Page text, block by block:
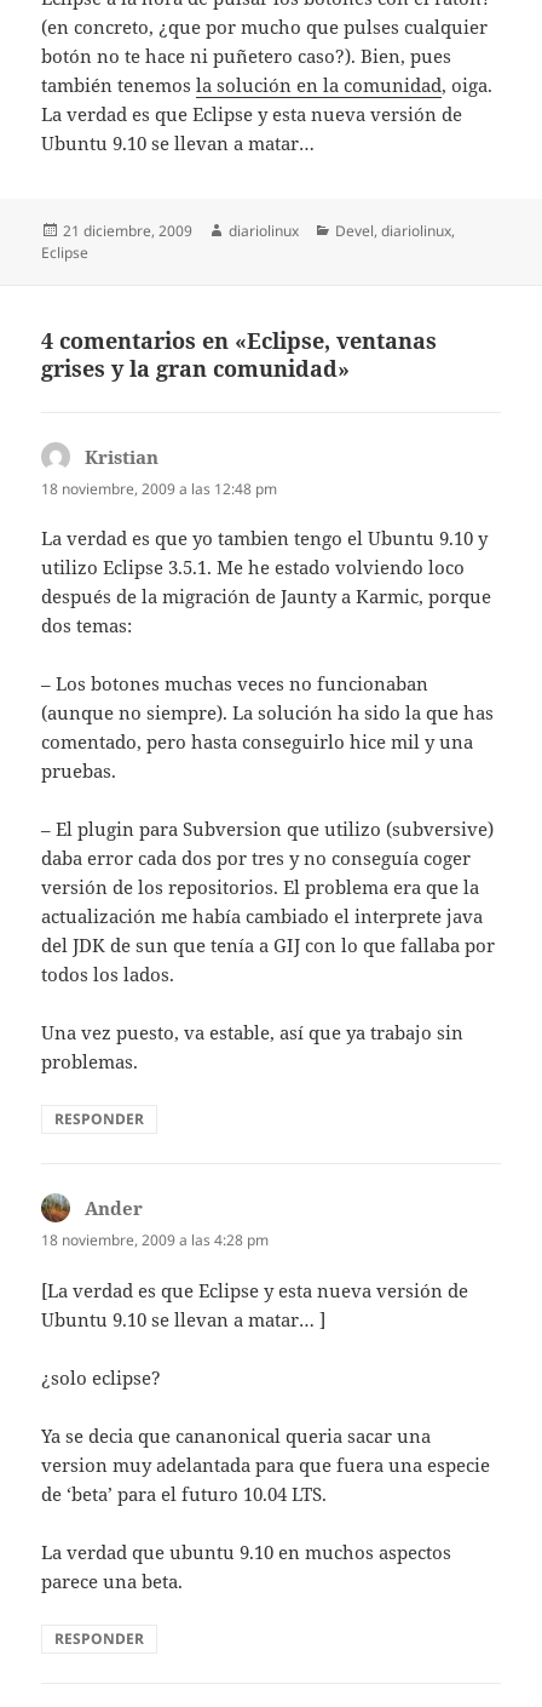
(en concreto, ¿que por mucho que pulses cualquier
botón no te hace ni puñetero caso?). Bien, pues
también tenemosla solución en la comunidad, oiga.
La verdad es que Eclipse y esta nueva versión de
Ubuntu 9.10 se llevan a matar…
Publicado
el
21 diciembre, 2009 Autor
diariolinux Categorías
Devel,diariolinux,
Eclipse
4 comentarios en «Eclipse, ventanas
grises y la gran comunidad»
Kristian
18 noviembre, 2009 a las 12:48 pm
La verdad es que yo tambien tengo el Ubuntu 9.10 y
utilizo Eclipse 3.5.1. Me he estado volviendo loco
después de la migración de Jaunty a Karmic, porque
dos temas:
– Los botones muchas veces no funcionaban
(aunque no siempre). La solución ha sido la que has
comentado, pero hasta conseguirlo hice mil y una
pruebas.
– El plugin para Subversion que utilizo (subversive)
daba error cada dos por tres y no conseguía coger
versión de los repositorios. El problema era que la
actualización me había cambiado el interprete java
del JDK de sun que tenía a GIJ con lo que fallaba por
todos los lados.
Una vez puesto, va estable, así que ya trabajo sin
problemas.
RESPONDER
Ander
18 noviembre, 2009 a las 4:28 pm
[La verdad es que Eclipse y esta nueva versión de
Ubuntu 9.10 se llevan a matar… ]
¿solo eclipse?
Ya se decia que cananonical queria sacar una
version muy adelantada para que fuera una especie
de ‘beta’ para el futuro 10.04 LTS.
La verdad que ubuntu 9.10 en muchos aspectos
parece una beta.
RESPONDER